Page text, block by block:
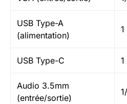
USB Type-A
(alimentation)
1
USB Type-C 1
Audio 3.5mm
(entrée/sortie)